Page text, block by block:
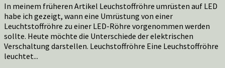
In meinem früheren Artikel Leuchstoffröhre umrüsten auf LED
habe ich gezeigt, wann eine Umrüstung von einer
Leuchtstoffröhre zu einer LED-Röhre vorgenommen werden
sollte. Heute möchte die Unterschiede der elektrischen
Verschaltung darstellen. Leuchstoffröhre Eine Leuchstoffröhre
leuchtet...